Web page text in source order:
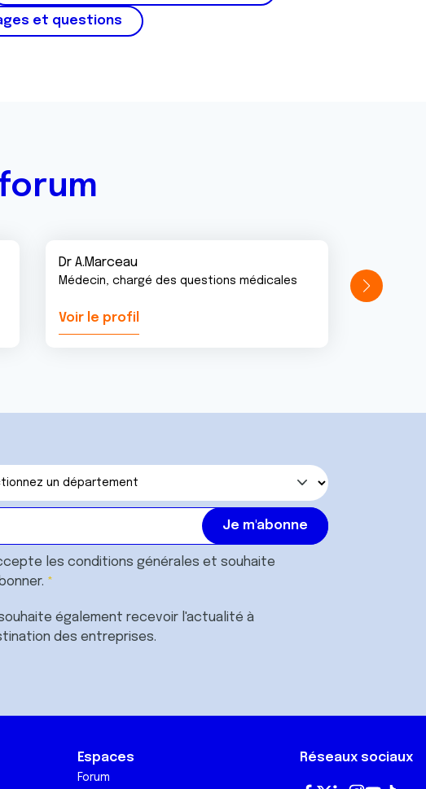
et questions
Dr A.Marceau
Médecin, chargé des questions médicales
Voir le profil
les conditions générales et souhaite
également recevoir l'actualité à
des entreprises.
Espaces
Forum
Réseaux sociaux